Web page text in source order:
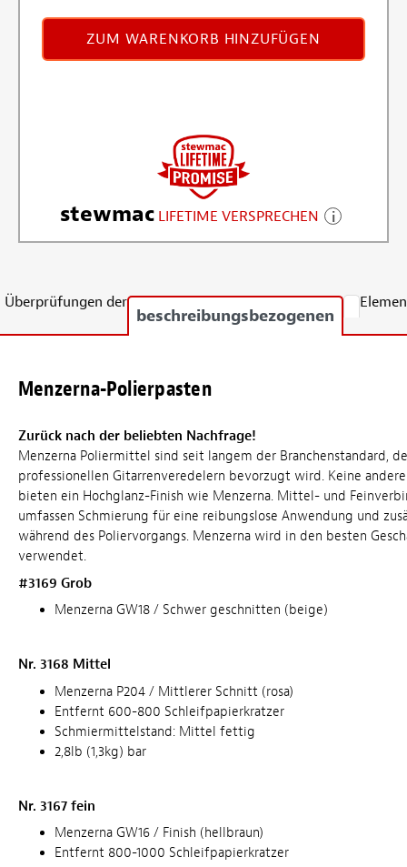
ZUM WARENKORB HINZUFÜGEN
stewmac LIFETIME VERSPRECHEN
Überprüfungen der
beschreibungsbezogenen
Menzerna-Polierpasten
Zurück nach der beliebten Nachfrage!
Menzerna Poliermittel sind seit langem der Branchenstandard,
professionellen Gitarrenveredelern bevorzugt wird. Keine
bieten ein Hochglanz-Finish wie Menzerna. Mittel- und
umfassen Schmierung für eine reibungslose Anwendung und
während des Poliervorgangs. Menzerna wird in den besten
verwendet.
#3169 Grob
Menzerna GW18 / Schwer geschnitten (beige)
Nr. 3168 Mittel
Menzerna P204 / Mittlerer Schnitt (rosa)
Entfernt 600-800 Schleifpapierkratzer
Schmiermittelstand: Mittel fettig
2,8lb (1,3kg) bar
Nr. 3167 fein
Menzerna GW16 / Finish (hellbraun)
Entfernt 800-1000 Schleifpapierkratzer